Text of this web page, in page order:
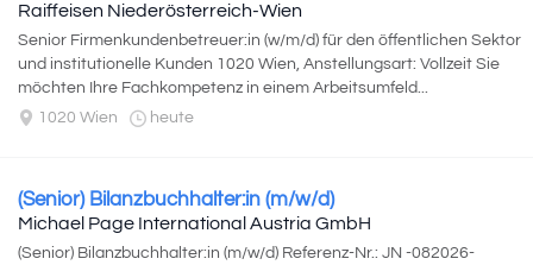
Raiffeisen Niederösterreich-Wien
Senior Firmenkundenbetreuer:in (w/m/d) für den öffentlichen Sektor
und institutionelle Kunden 1020 Wien, Anstellungsart: Vollzeit Sie
möchten Ihre Fachkompetenz in einem Arbeitsumfeld...
1020 Wien
heute
(Senior) Bilanzbuchhalter:in (m/w/d)
Michael Page International Austria GmbH
(Senior) Bilanzbuchhalter:in (m/w/d) Referenz-Nr.: JN -082026-